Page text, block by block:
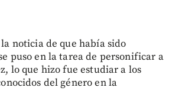
noticia de que había sido
puso en la tarea de personificar a
lo que hizo fue estudiar a los
del género en la